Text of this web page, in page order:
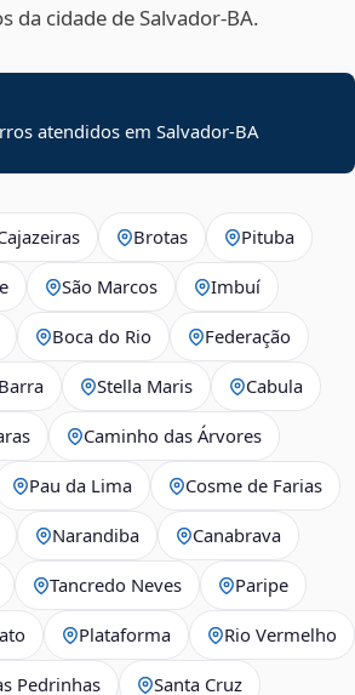
da cidade de Salvador‑BA.
atendidos em Salvador-BA
Brotas Pituba
São Marcos Imbuí
Boca do Rio Federação
Barra Stella Maris Cabula
Caminho das Árvores
Pau da Lima Cosme de Farias
Narandiba Canabrava
Tancredo Neves Paripe
Plataforma Rio Vermelho
Pedrinhas Santa Cruz